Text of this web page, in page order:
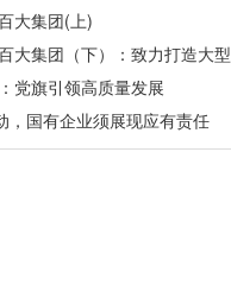
大集团(上)
大集团（下）：致力打造大型
党旗引领高质量发展
，国有企业须展现应有责任